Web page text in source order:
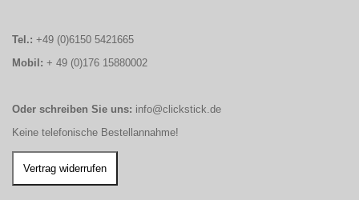
Tel.: +49 (0)6150 5421665
Mobil: + 49 (0)176 15880002
Oder schreiben Sie uns: info@clickstick.de
Keine telefonische Bestellannahme!